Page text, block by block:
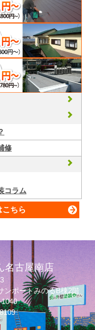
修
コラム
ちら
名古屋南店
ンポートみのるB棟2階